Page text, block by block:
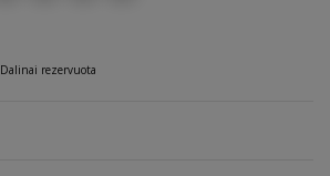
Dalinai rezervuota